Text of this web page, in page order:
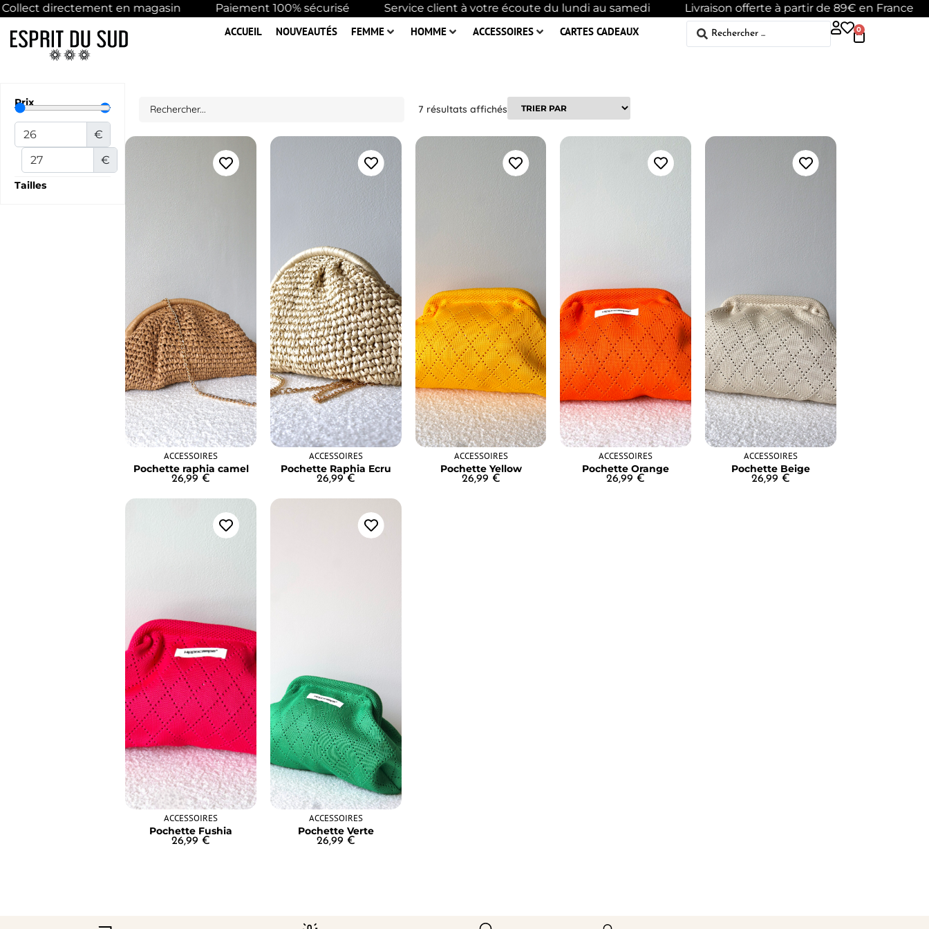
directement en magasin Paiement 100% sécurisé Service client à votre écoute du lundi au samedi
Livraison offerte à partir de 89€ en France
ACCUEIL
NOUVEAUTÉS FEMME HOMME ACCESSOIRES CARTES CADEAUX 0
Prix
€
€
Tailles
7 résultats affichés
ACCESSOIRES
Pochette raphia camel
26,99 €
ACCESSOIRES
Pochette Raphia Ecru
26,99 €
ACCESSOIRES
Pochette Yellow
26,99 €
ACCESSOIRES
Pochette Orange
26,99 €
ACCESSOIRES
Pochette Beige
26,99 €
ACCESSOIRES
Pochette Fushia
26,99 €
ACCESSOIRES
Pochette Verte
26,99 €